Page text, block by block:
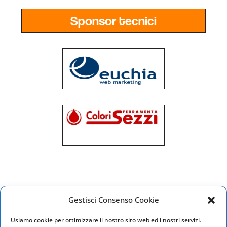
Gestisci Consenso Cookie
Usiamo cookie per ottimizzare il nostro sito web ed i nostri servizi.
Sponsor tecnici